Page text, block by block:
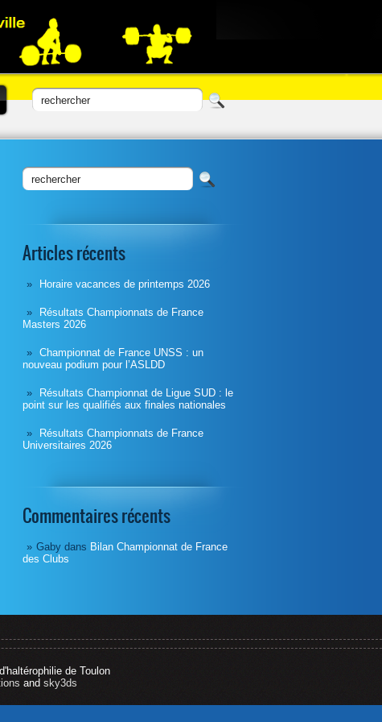
Articles récents
Horaire vacances de printemps 2026
Résultats Championnats de France
Masters 2026
Championnat de France UNSS : un
nouveau podium pour l’ASLDD
Résultats Championnat de Ligue SUD : le
point sur les qualifiés aux finales nationales
Résultats Championnats de France
Universitaires 2026
Commentaires récents
Gaby dans Bilan Championnat de France
des Clubs
de Toulon
and sky3ds